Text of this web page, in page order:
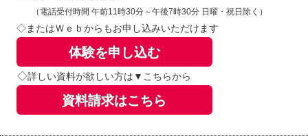
（電話受付時間 午前11時30分～午後7時30分 日曜・祝日除く）
◇またはＷｅｂからもお申し込みいただけます
体験を申し込む
◇詳しい資料が欲しい方は▼こちらから
資料請求はこちら